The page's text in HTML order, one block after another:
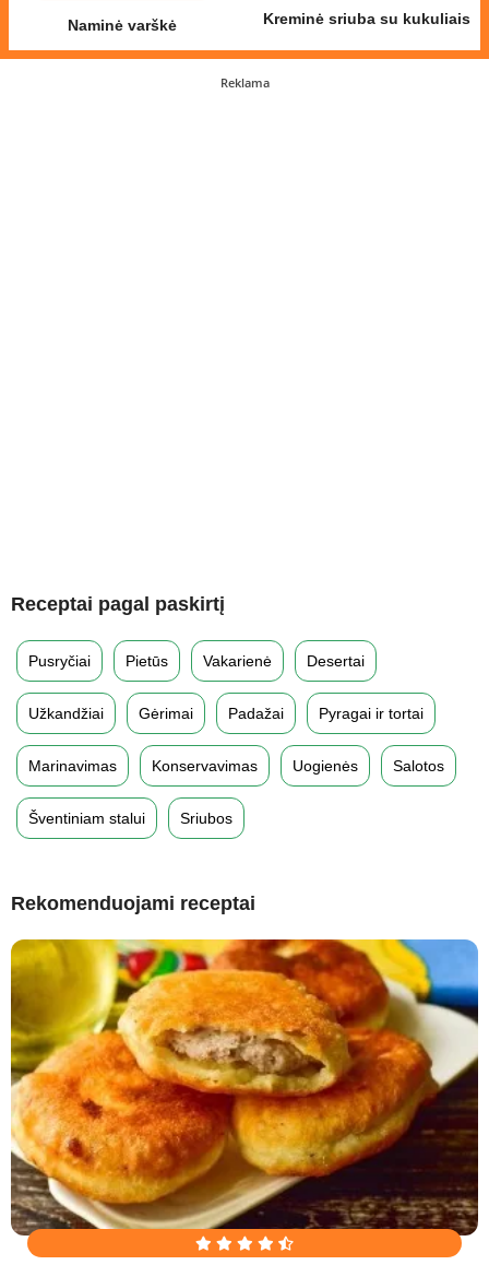
Naminė varškė Kreminė sriuba su kukuliais
Reklama
Receptai pagal paskirtį
Pusryčiai Pietūs Vakarienė Desertai
Užkandžiai Gėrimai Padažai Pyragai ir tortai
Marinavimas Konservavimas Uogienės Salotos
Šventiniam stalui Sriubos
Rekomenduojami receptai